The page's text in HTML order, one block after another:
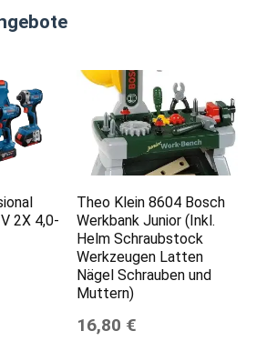
2X 4,0-
Theo Klein 8604 Bosch
Werkbank Junior (Inkl.
Helm Schraubstock
Werkzeugen Latten
Nägel Schrauben und
Muttern)
16,80 €